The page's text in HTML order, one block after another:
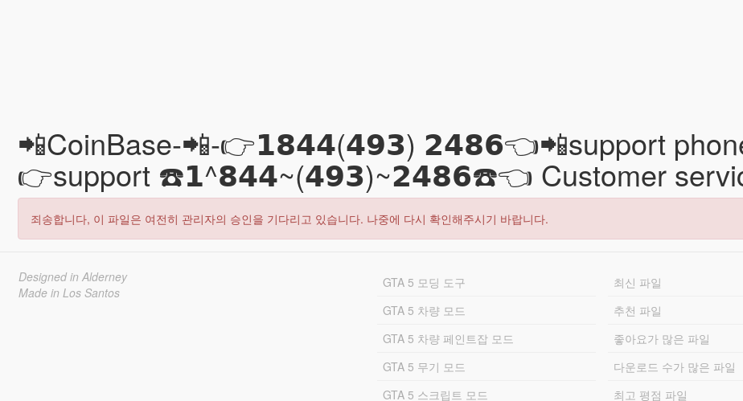
📲CoinBase-📲-👉𝟭𝟴𝟰𝟰(𝟰𝟵𝟯) 𝟮𝟰𝟴𝟲👈📲support
👉support ☎️𝟭^𝟴𝟰𝟰~(𝟰𝟵𝟯)~𝟮𝟰𝟴𝟲☎️👈 Customer
죄송합니다, 이 파일은 여전히 관리자의 승인을 기다리고 있습니다. 나중에 다시 확인해주시기 바랍니다.
Designed in Alderney
Made in Los Santos
GTA 5 모딩 도구
GTA 5 차량 모드
GTA 5 차량 페인트잡 모드
GTA 5 무기 모드
GTA 5 스크립트 모드
최신 파일
추천 파일
좋아요가 많은 파일
다운로드 수가 많은 파일
최고 평점 파일